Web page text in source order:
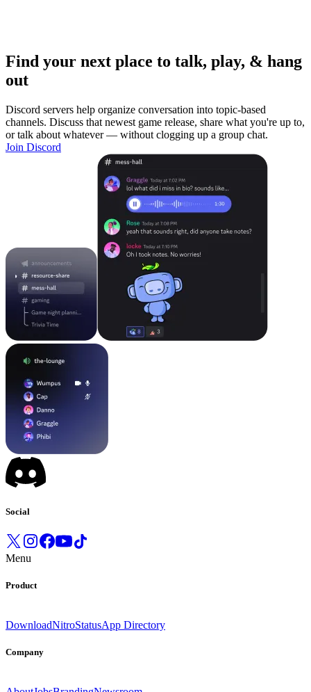
Find your next place to talk, play, & hang
out
Discord servers help organize conversation into topic-based
channels. Discuss that newest game release, share what you're up to,
or talk about whatever — without clogging up a group chat.
Join Discord
Social
Menu
Product
DownloadNitroStatusApp Directory
Company